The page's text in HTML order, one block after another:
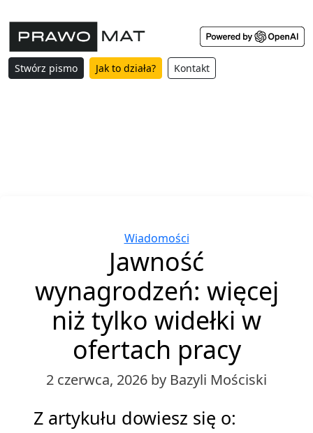
Stwórz pismo Jak to działa? Kontakt
Categories
Wiadomości
Jawność
wynagrodzeń: więcej
niż tylko widełki w
ofertach pracy
2 czerwca, 2026 by Bazyli Mościski
Z artykułu dowiesz się o: